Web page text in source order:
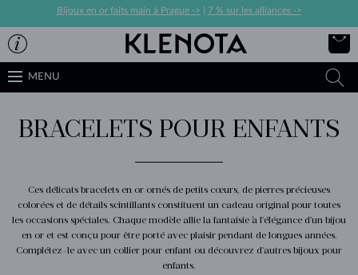
Bijoux en or faits main à Prague -> 7 % sur les alliances ->
MENU
BRACELETS POUR ENFANTS
Ces délicats bracelets en or ornés de petits cœurs, de pierres précieuses
colorées et de détails scintillants constituent un cadeau original pour toutes
les occasions spéciales. Chaque modèle allie la fantaisie à l'élégance d'un bijou
en or et est conçu pour être porté avec plaisir pendant de longues années.
Complétez-le avec un collier pour enfant ou découvrez d'autres bijoux pour
enfants.